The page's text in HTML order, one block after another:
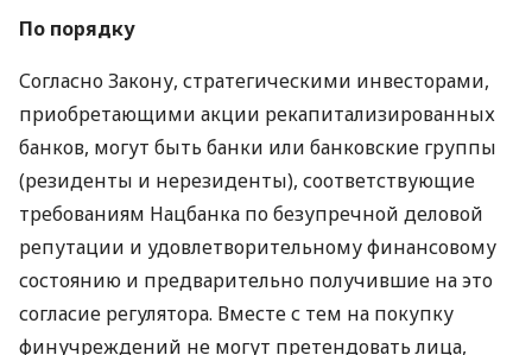
По порядку
Согласно Закону, стратегическими инвесторами,
приобретающими акции рекапитализированных
банков, могут быть банки или банковские группы
(резиденты и нерезиденты), соответствующие
требованиям Нацбанка по безупречной деловой
репутации и удовлетворительному финансовому
состоянию и предварительно получившие на это
согласие регулятора. Вместе с тем на покупку
финучреждений не могут претендовать лица,